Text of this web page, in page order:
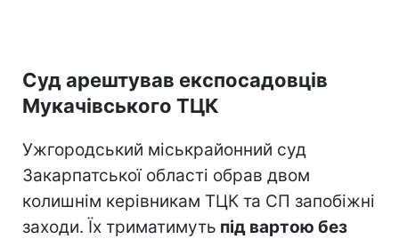
Суд арештував експосадовців
Мукачівського ТЦК
Ужгородський міськрайонний суд
Закарпатської області обрав двом
колишнім керівникам ТЦК та СП запобіжні
заходи. Їх триматимуть під вартою без